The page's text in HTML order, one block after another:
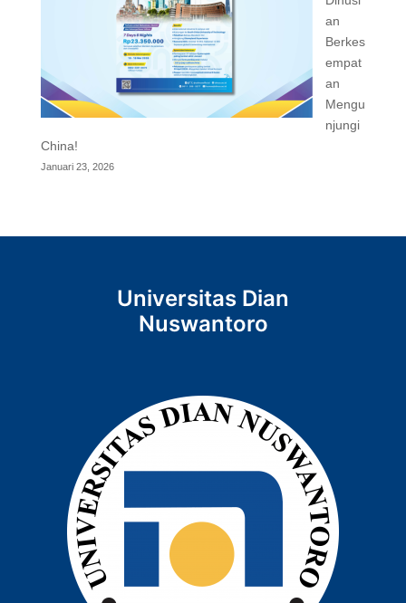
an
Berkes
empat
an
Mengu
njungi
China!
Januari 23, 2026
Universitas Dian
Nuswantoro